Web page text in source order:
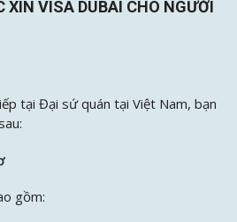
XIN VISA DUBAI CHO NGƯỜI
tại Đại sứ quán tại Việt Nam, bạn
gồm: